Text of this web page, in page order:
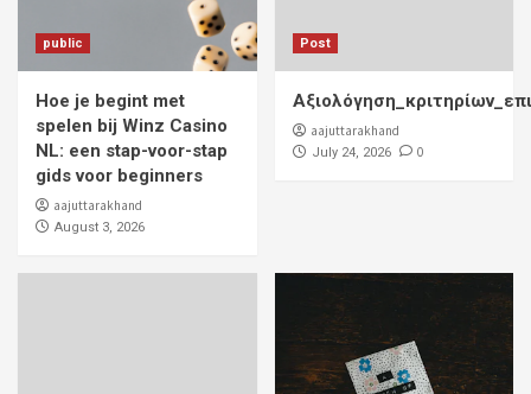
public
Hoe je begint met
spelen bij Winz Casino
NL: een stap-voor-stap
gids voor beginners
aajuttarakhand
August 3, 2026
Post
aajuttarakhand
July 24, 2026 0